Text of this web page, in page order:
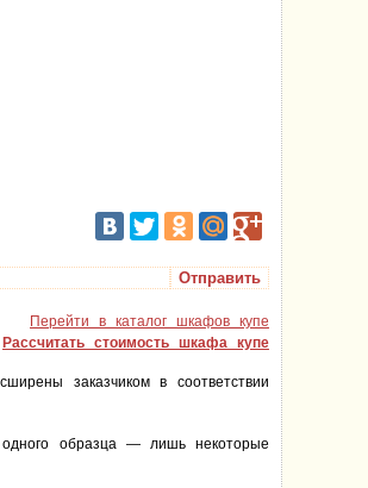
Перейти в каталог шкафов купе
Рассчитать стоимость шкафа купе
заказчиком в соответствии
одного образца — лишь некоторые